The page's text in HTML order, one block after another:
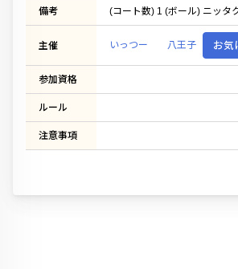
備考 (コート数) 1 (ボール) ニッタ
主催 いっつー 八王子 お気
参加資格
ルール
注意事項